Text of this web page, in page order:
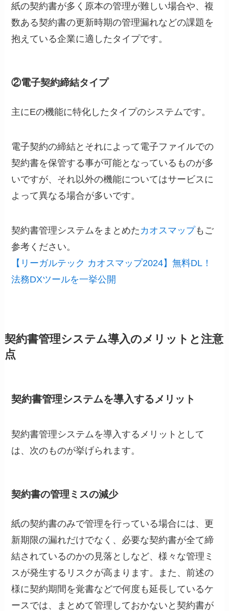
紙の契約書が多く原本の管理が難しい場合や、複
数ある契約書の更新時期の管理漏れなどの課題を
抱えている企業に適したタイプです。
②電子契約締結タイプ
主にEの機能に特化したタイプのシステムです。
電子契約の締結とそれによって電子ファイルでの
契約書を保管する事が可能となっているものが多
いですが、それ以外の機能についてはサービスに
よって異なる場合が多いです。
契約書管理システムをまとめた カオスマップもご
参考ください。
【リーガルテック カオスマップ2024】無料DL！
法務DXツールを一挙公開
契約書管理システム導入のメリットと注意
点
契約書管理システムを導入するメリット
契約書管理システムを導入するメリットとして
は、次のものが挙げられます。
契約書の管理ミスの減少
紙の契約書のみで管理を行っている場合には、更
新期限の漏れだけでなく、必要な契約書が全て締
結されているのかの見落としなど、様々な管理ミ
スが発生するリスクが高まります。また、前述の
様に契約期間を覚書などで何度も延長しているケ
ースでは、まとめて管理しておかないと契約書が